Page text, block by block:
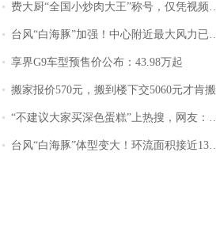
费大厨“全国小炒肉大王”称号，仅凭视频评出？中国烹饪协会回应
台风“白海豚”加强！中心附近最大风力已达15级 最新研判
享界G9车型预售价公布：43.98万起
搬家报价570元，搬到楼下交5060元才肯搬上楼！女子傻眼了……
“不建议大家买深色蛋糕”上热搜，网友：天塌了！
台风“白海豚”体型变大！环流面积接近13个浙江那么大